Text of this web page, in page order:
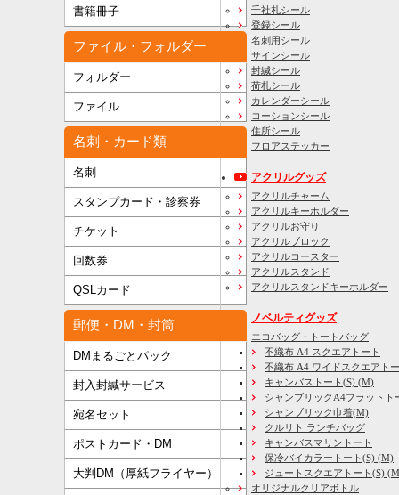
書籍冊子
ファイル・フォルダー
フォルダー
ファイル
名刺・カード類
名刺
スタンプカード・診察券
チケット
回数券
QSLカード
郵便・DM・封筒
DMまるごとパック
封入封緘サービス
宛名セット
ポストカード・DM
大判DM（厚紙フライヤー）
千社札シール
登録シール
名刺用シール
サインシール
封緘シール
荷札シール
カレンダーシール
コーションシール
住所シール
フロアステッカー
アクリルグッズ
アクリルチャーム
アクリルキーホルダー
アクリルお守り
アクリルブロック
アクリルコースター
アクリルスタンド
アクリルスタンドキーホルダー
ノベルティグッズ
エコバッグ・トートバッグ
不織布 A4 スクエアトート
不織布 A4 ワイドスクエアト
キャンバストート(S) (M)
シャンブリックA4フラットト
シャンブリック巾着(M)
クルリト ランチバッグ
キャンバスマリントート
保冷バイカラートート(S) (M)
ジュートスクエアトート(S)
オリジナルクリアボトル